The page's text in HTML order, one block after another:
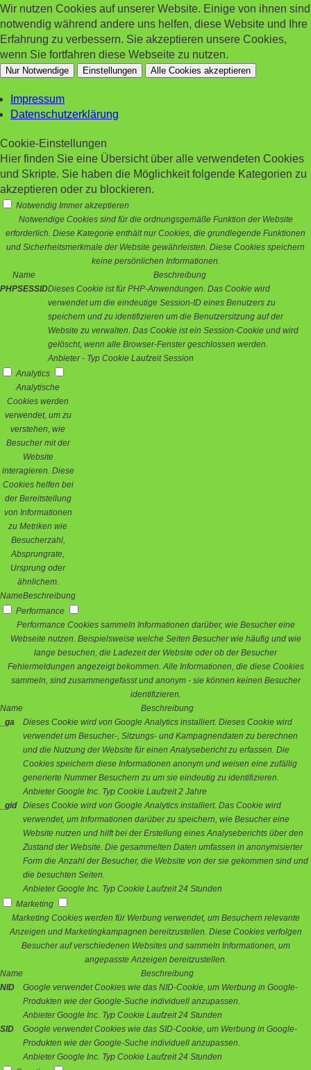
Wir nutzen Cookies auf unserer Website. Einige von ihnen sind
notwendig während andere uns helfen, diese Website und Ihre
Erfahrung zu verbessern. Sie akzeptieren unsere Cookies,
wenn Sie fortfahren diese Webseite zu nutzen.
Nur Notwendige Einstellungen Alle Cookies akzeptieren
Impressum
Datenschutzerklärung
Cookie-Einstellungen
Hier finden Sie eine Übersicht über alle verwendeten Cookies
und Skripte. Sie haben die Möglichkeit folgende Kategorien zu
akzeptieren oder zu blockieren.
Notwendig Immer akzeptieren
Notwendige Cookies sind für die ordnungsgemäße Funktion der Website
erforderlich. Diese Kategorie enthält nur Cookies, die grundlegende Funktionen
und Sicherheitsmerkmale der Website gewährleisten. Diese Cookies speichern
keine persönlichen Informationen.
Name
Beschreibung
PHPSESSIDDieses Cookie ist für PHP-Anwendungen. Das Cookie wird
verwendet um die eindeutige Session-ID eines Benutzers zu
speichern und zu identifizieren um die Benutzersitzung auf der
Website zu verwalten. Das Cookie ist ein Session-Cookie und wird
gelöscht, wenn alle Browser-Fenster geschlossen werden.
Anbieter - Typ Cookie Laufzeit Session
Analytics
Analytische
Cookies werden
verwendet, um zu
verstehen, wie
Besucher mit der
Website
interagieren. Diese
Cookies helfen bei
der Bereitstellung
von Informationen
zu Metriken wie
Besucherzahl,
Absprungrate,
Ursprung oder
ähnlichem.
NameBeschreibung
Performance
Performance Cookies sammeln Informationen darüber, wie Besucher eine
Webseite nutzen. Beispielsweise welche Seiten Besucher wie häufig und wie
lange besuchen, die Ladezeit der Website oder ob der Besucher
Fehlermeldungen angezeigt bekommen. Alle Informationen, die diese Cookies
sammeln, sind zusammengefasst und anonym - sie können keinen Besucher
identifizieren.
Name
Beschreibung
_ga
Dieses Cookie wird von Google Analytics installiert. Dieses Cookie wird
verwendet um Besucher-, Sitzungs- und Kampagnendaten zu berechnen
und die Nutzung der Website für einen Analysebericht zu erfassen. Die
Cookies speichern diese Informationen anonym und weisen eine zufällig
generierte Nummer Besuchern zu um sie eindeutig zu identifizieren.
Anbieter Google Inc. Typ Cookie Laufzeit 2 Jahre
_gid
Dieses Cookie wird von Google Analytics installiert. Das Cookie wird
verwendet, um Informationen darüber zu speichern, wie Besucher eine
Website nutzen und hilft bei der Erstellung eines Analyseberichts über den
Zustand der Website. Die gesammelten Daten umfassen in anonymisierter
Form die Anzahl der Besucher, die Website von der sie gekommen sind und
die besuchten Seiten.
Anbieter Google Inc. Typ Cookie Laufzeit 24 Stunden
Marketing
Marketing Cookies werden für Werbung verwendet, um Besuchern relevante
Anzeigen und Marketingkampagnen bereitzustellen. Diese Cookies verfolgen
Besucher auf verschiedenen Websites und sammeln Informationen, um
angepasste Anzeigen bereitzustellen.
Name
Beschreibung
NID
Google verwendet Cookies wie das NID-Cookie, um Werbung in Google-
Produkten wie der Google-Suche individuell anzupassen.
Anbieter Google Inc. Typ Cookie Laufzeit 24 Stunden
SID
Google verwendet Cookies wie das SID-Cookie, um Werbung in Google-
Produkten wie der Google-Suche individuell anzupassen.
Anbieter Google Inc. Typ Cookie Laufzeit 24 Stunden